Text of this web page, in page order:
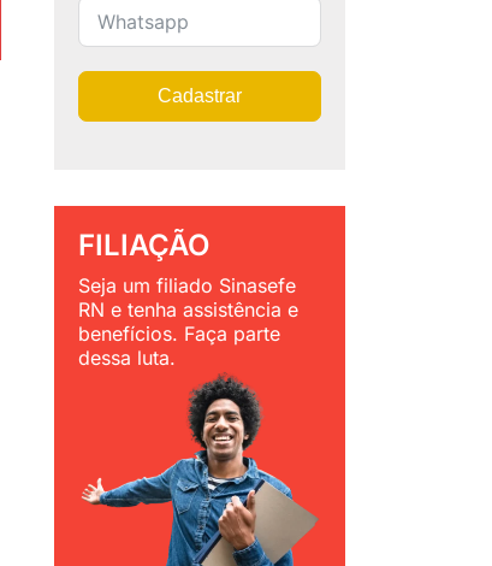
Cadastrar
FILIAÇÃO
Seja um filiado Sinasefe
RN e tenha assistência e
benefícios. Faça parte
dessa luta.